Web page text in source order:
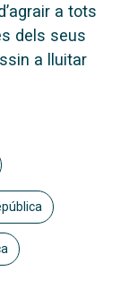
a tots
dels seus
a lluitar